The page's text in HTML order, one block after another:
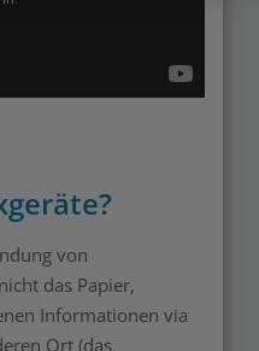
von
das Papier,
Informationen via
Ort (das